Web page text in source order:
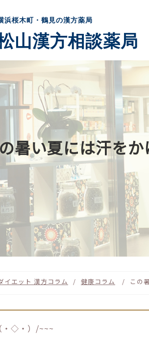
浜桜木町・鶴見の漢方薬局
山漢方相談薬局
暑い夏には汗を
イエット 漢方コラム 健康コラム この
・◇・）/~~~